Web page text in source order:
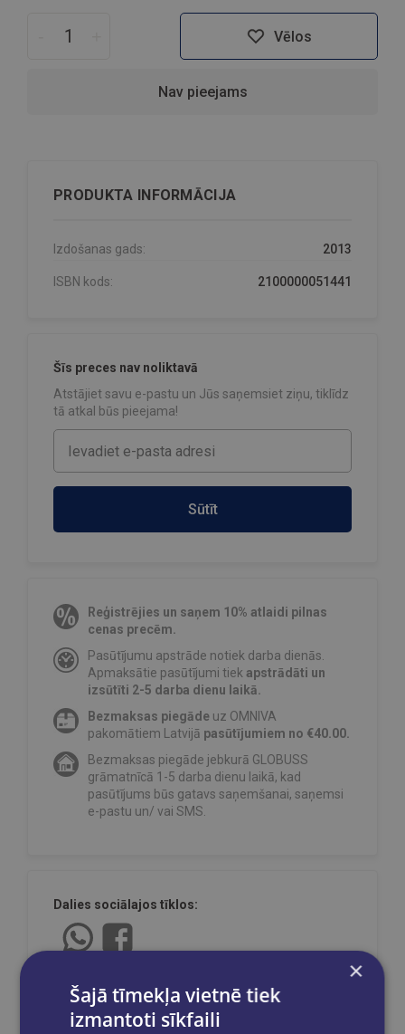
Vēlos
Nav pieejams
PRODUKTA INFORMĀCIJA
Izdošanas gads: 2013
ISBN kods: 2100000051441
Šīs preces nav noliktavā
Atstājiet savu e-pastu un Jūs saņemsiet ziņu, tiklīdz
tā atkal būs pieejama!
Sūtīt
Reģistrējies un saņem 10% atlaidi pilnas
cenas precēm.
Pasūtījumu apstrāde notiek darba dienās.
Apmaksātie pasūtījumi tiek apstrādāti un
izsūtīti 2-5 darba dienu laikā.
Bezmaksas piegāde uz OMNIVA
pakomātiem Latvijā pasūtījumiem no €40.00.
Bezmaksas piegāde jebkurā GLOBUSS
grāmatnīcā 1-5 darba dienu laikā, kad
pasūtījums būs gatavs saņemšanai, saņemsi
e-pastu un/ vai SMS.
Dalies sociālajos tīklos:
×
Šajā tīmekļa vietnē tiek
izmantoti sīkfaili